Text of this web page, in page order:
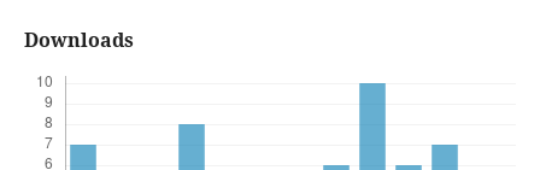
Downloads